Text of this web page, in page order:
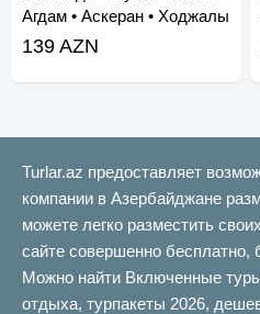
Агдам • Аскеран • Ходжалы
• Зангила
139 AZN
Turlar.az предоставляет
компании в Азербайджане
можете легко разместить
сайте совершенно бесплатно,
Можно найти Включенные
отдыха, турпакеты 2026,